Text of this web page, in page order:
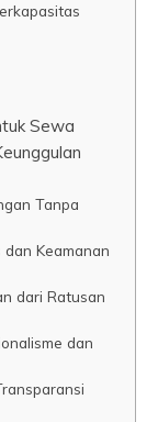
Sewa
Tanpa
dan Keamanan
dari Ratusan
dan